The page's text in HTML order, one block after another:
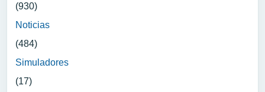
(930)
Noticias
(484)
Simuladores
(17)